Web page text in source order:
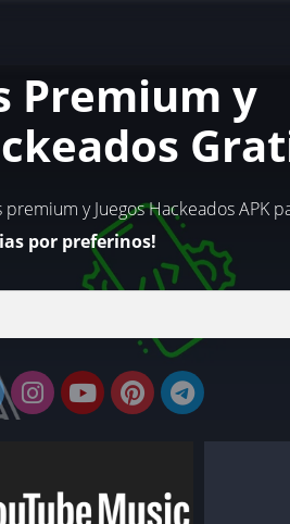
Premium y
y Juegos Hackeados APK
por preferinos!